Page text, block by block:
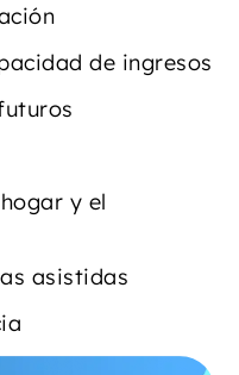
de ingresos
y el
asistidas